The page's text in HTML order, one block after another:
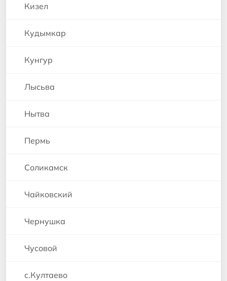
Кизел
Кудымкар
Кунгур
Лысьва
Нытва
Пермь
Соликамск
Чайковский
Чернушка
Чусовой
с.Култаево